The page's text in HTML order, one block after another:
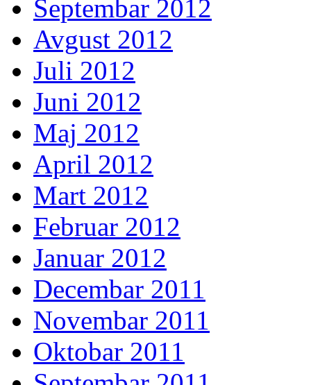
Septembar 2012
Avgust 2012
Juli 2012
Juni 2012
Maj 2012
April 2012
Mart 2012
Februar 2012
Januar 2012
Decembar 2011
Novembar 2011
Oktobar 2011